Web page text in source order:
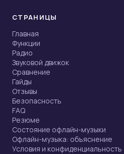
СТРАНИЦЫ
Главная
Функции
Радио
Звуковой движок
Сравнение
Гайды
Отзывы
Безопасность
FAQ
Резюме
Состояние офлайн-музыки
Офлайн-музыка: объяснение
Условия и конфиденциальность